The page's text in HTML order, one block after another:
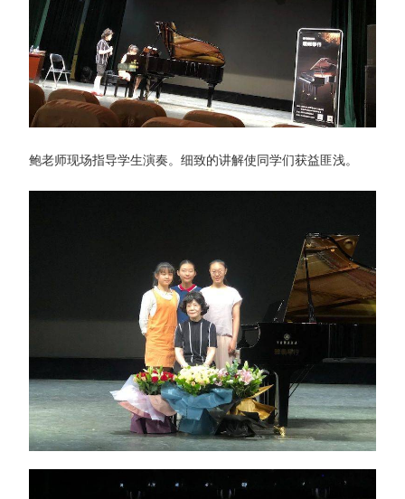
鲍老师现场指导学生演奏。细致的讲解使同学们获益匪浅。